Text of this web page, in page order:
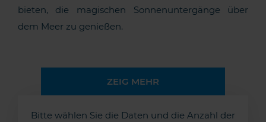
bieten, die magischen Sonnenuntergänge über
dem Meer zu genießen.
ZEIG MEHR
Bitte wählen Sie die Daten und die Anzahl der